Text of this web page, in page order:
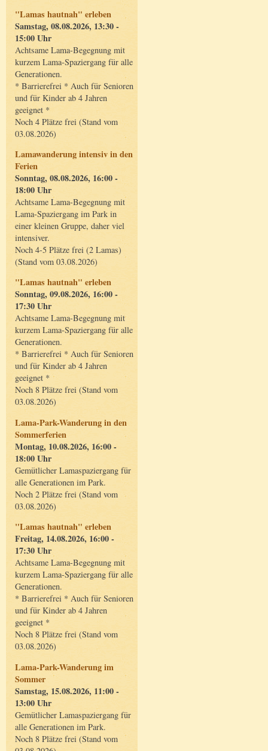
"Lamas hautnah" erleben
Samstag, 08.08.2026, 13:30 -
15:00 Uhr
Achtsame Lama-Begegnung mit
kurzem Lama-Spaziergang für alle
Generationen.
* Barrierefrei * Auch für Senioren
und für Kinder ab 4 Jahren
geeignet *
Noch 4 Plätze frei (Stand vom
03.08.2026)
Lamawanderung intensiv in den
Ferien
Sonntag, 08.08.2026, 16:00 -
18:00 Uhr
Achtsame Lama-Begegnung mit
Lama-Spaziergang im Park in
einer kleinen Gruppe, daher viel
intensiver.
Noch 4-5 Plätze frei (2 Lamas)
(Stand vom 03.08.2026)
"Lamas hautnah" erleben
Sonntag, 09.08.2026, 16:00 -
17:30 Uhr
Achtsame Lama-Begegnung mit
kurzem Lama-Spaziergang für alle
Generationen.
* Barrierefrei * Auch für Senioren
und für Kinder ab 4 Jahren
geeignet *
Noch 8 Plätze frei (Stand vom
03.08.2026)
Lama-Park-Wanderung in den
Sommerferien
Montag, 10.08.2026, 16:00 -
18:00 Uhr
Gemütlicher Lamaspaziergang für
alle Generationen im Park.
Noch 2 Plätze frei (Stand vom
03.08.2026)
"Lamas hautnah" erleben
Freitag, 14.08.2026, 16:00 -
17:30 Uhr
Achtsame Lama-Begegnung mit
kurzem Lama-Spaziergang für alle
Generationen.
* Barrierefrei * Auch für Senioren
und für Kinder ab 4 Jahren
geeignet *
Noch 8 Plätze frei (Stand vom
03.08.2026)
Lama-Park-Wanderung im
Sommer
Samstag, 15.08.2026, 11:00 -
13:00 Uhr
Gemütlicher Lamaspaziergang für
alle Generationen im Park.
Noch 8 Plätze frei (Stand vom